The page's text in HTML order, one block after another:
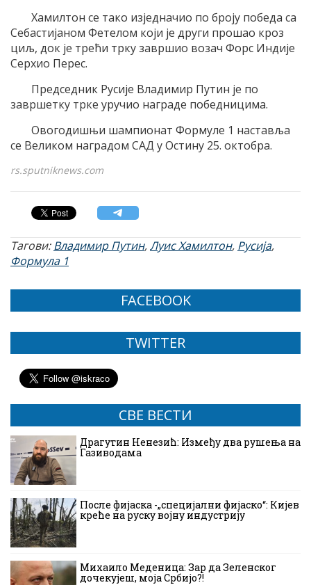
Хамилтон се тако изједначио по броју победа са
Себастијаном Фетелом који је други прошао кроз
циљ, док је трећи трку завршио возач Форс Индије
Серхио Перес.
Председник Русије Владимир Путин је по
завршетку трке уручио награде победницима.
Овогодишњи шампионат Формуле 1 наставља
се Великом наградом САД у Остину 25. октобра.
rs.sputniknews.com
Тагови:Владимир Путин,Луис Хамилтон, Русија,
Формула 1
FACEBOOK
TWITTER
СВЕ ВЕСТИ
Драгутин Ненезић: Између два рушења на
Газиводама
После фијаска -„специјални фијаско“: Кијев
креће на руску војну индустрију
Михаило Меденица: Зар да Зеленског
дочекујеш, моја Србијо?!